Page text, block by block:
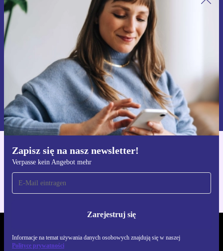
Zapisz się na nasz newsletter!
Verpasse kein Angebot mehr
Zarejestruj się
Informacje na temat używania danych osobowych znajdują się w naszej
Polityce prywatności
Zapisz się na nasz newsletter!
Nie przegap żadnej oferty.
Zarejestruj się
Informacje na temat używania danych osobowych znajdują się w
naszej
Polityce prywatności
Pobierz aplikację refurbed
Dla iOS i Android